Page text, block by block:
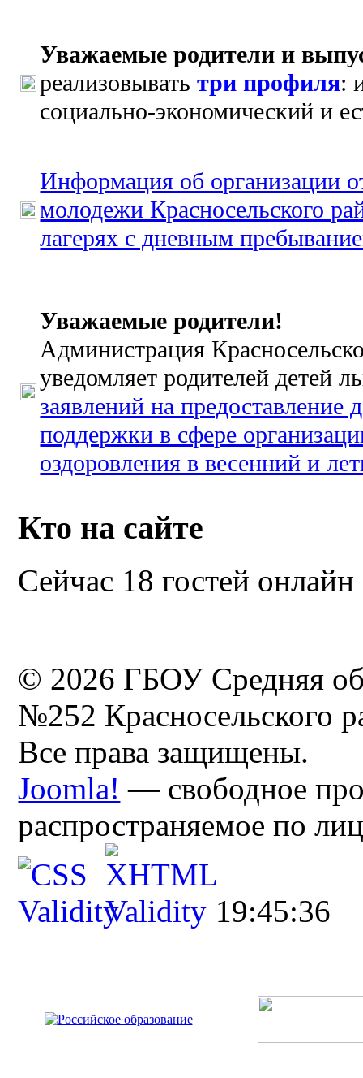
Уважаемые родители и
реализовыватьтри профиля:
социально-экономический и
Информация об организации
молодежи Красносельского
лагерях с дневным
Уважаемые родители!
Администрация
уведомляет родителей детей
заявлений на
поддержки в сфере
оздоровления в весенний и
Кто на сайте
Сейчас 18 гостей онлайн
© 2026 ГБОУ Средняя
№252 Красносельского
Все права защищены.
Joomla! — свободное
распространяемое по
19:45:36